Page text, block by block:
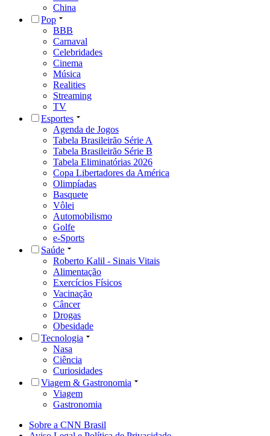
China
Pop
BBB
Carnaval
Celebridades
Cinema
Música
Realities
Streaming
TV
Esportes
Agenda de Jogos
Tabela Brasileirão Série A
Tabela Brasileirão Série B
Tabela Eliminatórias 2026
Copa Libertadores da América
Olimpíadas
Basquete
Vôlei
Automobilismo
Golfe
e-Sports
Saúde
Roberto Kalil - Sinais Vitais
Alimentação
Exercícios Físicos
Vacinação
Câncer
Drogas
Obesidade
Tecnologia
Nasa
Ciência
Curiosidades
Viagem & Gastronomia
Viagem
Gastronomia
Sobre a CNN Brasil